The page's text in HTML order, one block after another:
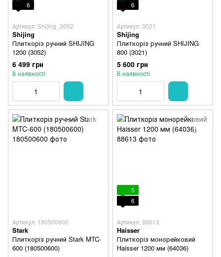
6
Артикул: Shijing_3052
Shijing
Плиткоріз ручний SHIJING
1200 (3052)
6 499 грн
В наявності
6
Артикул: 3021
Shijing
Плиткоріз ручний SHIJING
800 (3021)
5 600 грн
В наявності
Артикул: 180500600
Stark
Плиткоріз ручний Stark MTC-
600 (180500600)
5
6
Артикул: 88613
Haisser
Плиткоріз монорейковий
Haisser 1200 мм (64036)